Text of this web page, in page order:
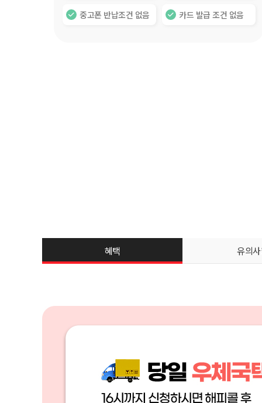
중고폰 반납조건 없음 카드 발급 조건 없음
혜택 유의